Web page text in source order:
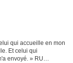
qui accueille en mon
Et celui qui
envoyé. » RU